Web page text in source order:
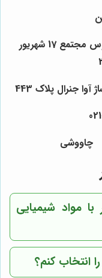
فروشگاه : بازار آهن شاد آباد بلوار طاووس مجتمع 17 شهریور
جنرال پلاک 443
مواد شیمیایی
انتخاب کنم؟